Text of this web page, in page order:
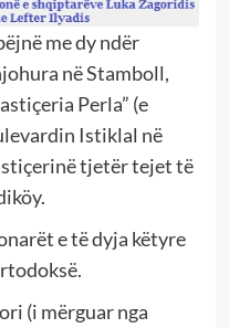
me dy ndër
në Stamboll,
Perla” (e
Istiklal në
tjetër tejet të
e të dyja këtyre
(i mërguar nga